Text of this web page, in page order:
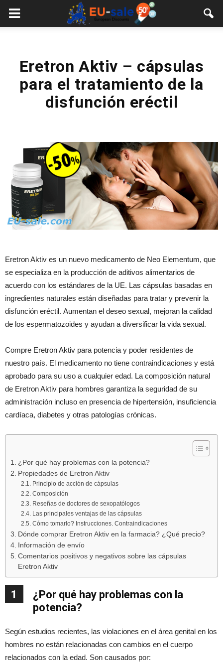
European
Eretron Aktiv – cápsulas
para el tratamiento de la
disfunción eréctil
Eretron Aktiv es un nuevo medicamento de Neo Elementum, que
se especializa en la producción de aditivos alimentarios de
acuerdo con los estándares de la UE. Las cápsulas basadas en
ingredientes naturales están diseñadas para tratar y prevenir la
disfunción eréctil. Aumentan el deseo sexual, mejoran la calidad
de los espermatozoides y ayudan a diversificar la vida sexual.
Compre Eretron Aktiv para potencia y poder residentes de
nuestro país. El medicamento no tiene contraindicaciones y está
aprobado para su uso a cualquier edad. La composición natural
de Eretron Aktiv para hombres garantiza la seguridad de su
administración incluso en presencia de hipertensión, insuficiencia
cardíaca, diabetes y otras patologías crónicas.
¿Por qué hay problemas con la potencia?
Propiedades de Eretron Aktiv
Principio de acción de cápsulas
Composición
Reseñas de doctores de sexopatólogos
Las principales ventajas de las cápsulas
Cómo tomarlo? Instrucciones. Contraindicaciones
Dónde comprar Eretron Aktiv en la farmacia? ¿Qué precio?
Información de envío
Comentarios positivos y negativos sobre las cápsulas
Eretron Aktiv
1
¿Por qué hay problemas con la
potencia?
Según estudios recientes, las violaciones en el área genital en los
hombres no están relacionadas con cambios en el cuerpo
relacionados con la edad. Son causados ​​por: